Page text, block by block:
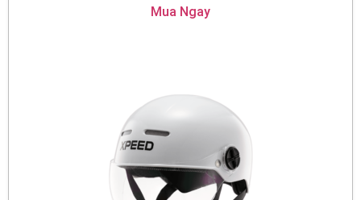
Mua Ngay